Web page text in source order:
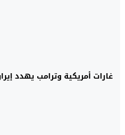
غارات أمريكية وترامب يهدد